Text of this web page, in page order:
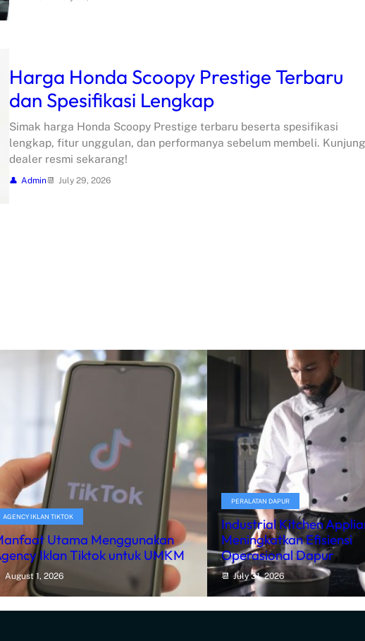
Harga Honda Scoopy Prestige Terbaru
dan Spesifikasi Lengkap
Simak harga Honda Scoopy Prestige terbaru beserta spesifikasi
lengkap, fitur unggulan, dan performanya sebelum membeli.
dealer resmi sekarang!
Admin July 29, 2026
AGENCY IKLAN TIKTOK
Utama Menggunakan
Iklan Tiktok untuk UMKM
August 1, 2026
PERALATAN DAPUR
Industrial Kitchen
Meningkatkan Efisiensi
Operasional Dapur
July 31, 2026